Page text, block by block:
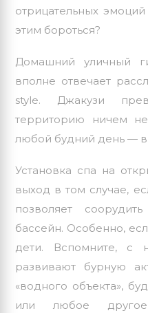
отрицательных
этим бороться?
Домашний уличный
вполне отвечает
style. Джакузи
территорию ничем
любой будний день — в
Установка спа на
выход в том случае,
позволяет
бассейн. Особенно,
дети. Вспомните, с
развивают бурную
«водного объекта»,
или любое